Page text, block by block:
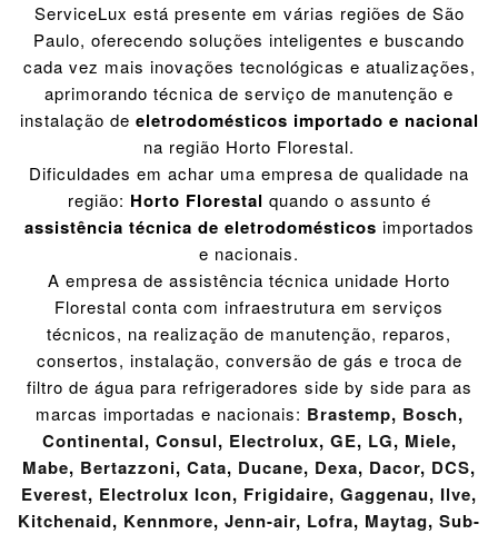
ServiceLux está presente em várias regiões de São
Paulo, oferecendo soluções inteligentes e buscando
cada vez mais inovações tecnológicas e atualizações,
aprimorando técnica de serviço de manutenção e
instalação de eletrodomésticos importado e nacional
na região Horto Florestal.
Dificuldades em achar uma empresa de qualidade na
região: Horto Florestal quando o assunto é
assistência técnica de eletrodomésticos importados
e nacionais.
A empresa de assistência técnica unidade Horto
Florestal conta com infraestrutura em serviços
técnicos, na realização de manutenção, reparos,
consertos, instalação, conversão de gás e troca de
filtro de água para refrigeradores side by side para as
marcas importadas e nacionais: Brastemp, Bosch,
Continental, Consul, Electrolux, GE, LG, Miele,
Mabe, Bertazzoni, Cata, Ducane, Dexa, Dacor, DCS,
Everest, Electrolux Icon, Frigidaire, Gaggenau, Ilve,
Kitchenaid, Kennmore, Jenn-air, Lofra, Maytag, Sub-